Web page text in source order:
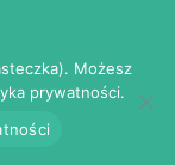
Możesz
prywatności.